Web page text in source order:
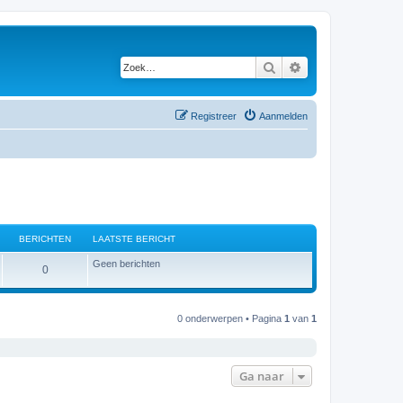
Zoek
Aanmelden
Registreer
BERICHTEN LAATSTE BERICHT
0B
e
Geen berichten
0 onderwerpen • Pagina 1 van 1
Ga naar